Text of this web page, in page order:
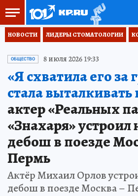
НОВОСТИ ЛИДЕРЫ СТОМАТОЛОГИИ
ОБЩЕСТВО 8 июля 2026 19:33
«Я схватила его за
стала выталкивать
актер «Реальных
«Знахаря» устроил
дебош в поезде
Пермь
Актёр Михаил Орлов
дебош в поезде Москва –